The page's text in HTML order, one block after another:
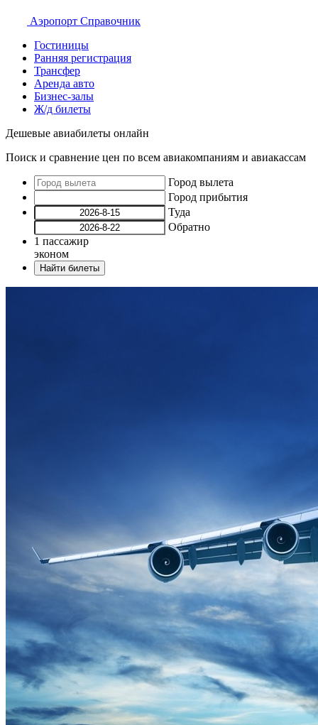
Аэропорт Справочник
Гостиницы
Ранняя регистрация
Трансфер
Аренда авто
Бизнес-залы
Ж/д билеты
Дешевые авиабилеты онлайн
Поиск и сравнение цен по всем авиакомпаниям и авиакассам
Город вылета
Город прибытия
Туда
Обратно
1 пассажир
эконом
Найти билеты